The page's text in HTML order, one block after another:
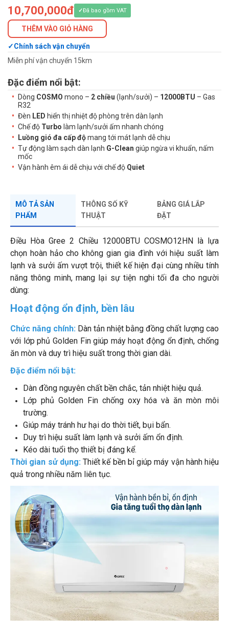
10,700,000đ Đã bao gồm VAT
THÊM VÀO GIỎ HÀNG
Chính sách vận chuyển
Miễn phí vận chuyển 15km
Đặc điểm nổi bật:
Dòng COSMO mono – 2 chiều (lạnh/sưởi) – 12000BTU – Gas
R32
Đèn LED hiển thị nhiệt độ phòng trên dàn lạnh
Chế độ Turbo làm lạnh/sưởi ấm nhanh chóng
Luồng gió đa cấp độmang tới mát lạnh dễ chịu
Tự động làm sạch dàn lạnh G-Clean giúp ngừa vi khuẩn, nấm
mốc
Vận hành êm ái dễ chịu với chế độ Quiet
MÔ TẢ SẢN
PHẨM
THÔNG SỐ KỸ
THUẬT
BẢNG GIÁ LẮP
ĐẶT
Điều Hòa Gree 2 Chiều 12000BTU COSMO12HN là lựa
chọn hoàn hảo cho không gian gia đình với hiệu suất làm
lạnh và sưởi ấm vượt trội, thiết kế hiện đại cùng nhiều tính
năng thông minh, mang lại sự tiện nghi tối đa cho người
dùng:
Hoạt động ổn định, bền lâu
Chức năng chính: Dàn tản nhiệt bằng đồng chất lượng cao
với lớp phủ Golden Fin giúp máy hoạt động ổn định, chống
ăn mòn và duy trì hiệu suất trong thời gian dài.
Đặc điểm nổi bật:
Dàn đồng nguyên chất bền chắc, tản nhiệt hiệu quả.
Lớp phủ Golden Fin chống oxy hóa và ăn mòn môi
trường.
Giúp máy tránh hư hại do thời tiết, bụi bẩn.
Duy trì hiệu suất làm lạnh và sưởi ấm ổn định.
Kéo dài tuổi thọ thiết bị đáng kể.
Thời gian sử dụng: Thiết kế bền bỉ giúp máy vận hành hiệu
quả trong nhiều năm liên tục.